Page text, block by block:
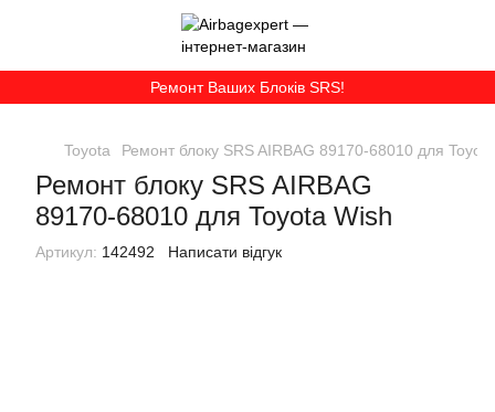
Ремонт Ваших Блоків SRS!
Toyota Ремонт блоку SRS AIRBAG 89170-68010 для
Ремонт блоку SRS AIRBAG
89170-68010 для Toyota Wish
Артикул: 142492 Написати відгук